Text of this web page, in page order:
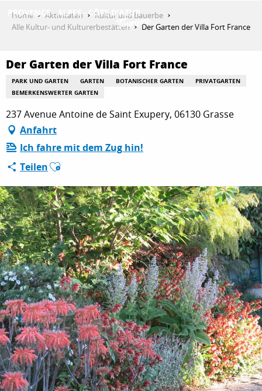
AKTIVITÄTEN
AUFENTHALT
ESPACE PRO
Home Aktivitäten
Kultur und Bauerbe
Alle Kultur- und Kulturerbestätten
Der Garten der Villa Fort France
Der Garten der Villa Fort France
PARK UND GARTEN GARTEN BOTANISCHER GARTEN
PRIVATGARTEN
BEMERKENSWERTER GARTEN
237 Avenue Antoine de Saint Exupery, 06130 Grasse
Anfahrt
Ich fahre mit dem Zug hin!
TeilenAjouter aux favoris